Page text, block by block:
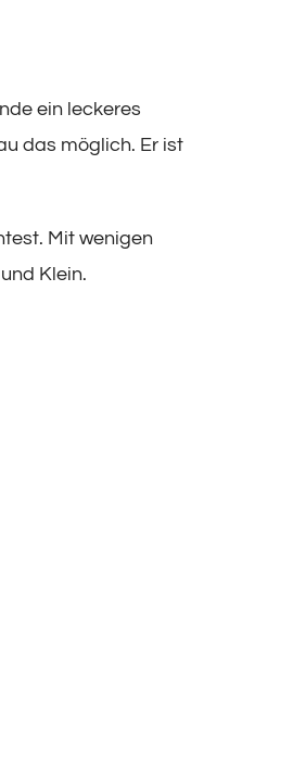
ein leckeres
das möglich. Er ist
Mit wenigen
Klein.